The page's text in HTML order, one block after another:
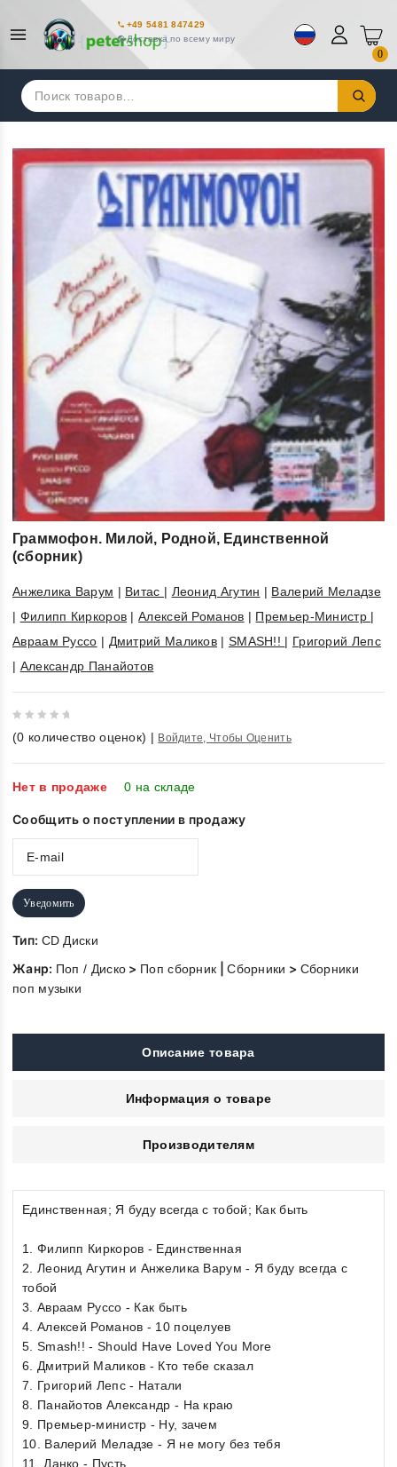
+49 5481 847429
Доставка по всему миру
0
Искать:
Граммофон. Милой, Родной, Единственной
(сборник)
Анжелика Варум | Витас | Леонид Агутин | Валерий Меладзе
| Филипп Киркоров |Алексей Романов | Премьер-Министр |
Авраам Руссо | Дмитрий Маликов | SMASH!! | Григорий Лепс
| Александр Панайотов
out
of
5
(0 количество оценок) | Войдите, Чтобы Оценить
Нет в продаже 0 на складе
Сообщить о поступлении в продажу
Уведомить
Тип: CD Диски
Жанр: Поп / Диско > Поп сборник |Сборники > Сборники
поп музыки
Описание товара
Информация о товаре
Производителям
Единственная; Я буду всегда с тобой; Как быть
1. Филипп Киркоров - Единственная
2. Леонид Агутин и Анжелика Варум - Я буду всегда с
тобой
3. Авраам Руссо - Как быть
4. Алексей Романов - 10 поцелуев
5. Smash!! - Should Have Loved You More
6. Дмитрий Маликов - Кто тебе сказал
7. Григорий Лепс - Натали
8. Панайотов Александр - На краю
9. Премьер-министр - Ну, зачем
10. Валерий Меладзе - Я не могу без тебя
11. Данко - Пусть